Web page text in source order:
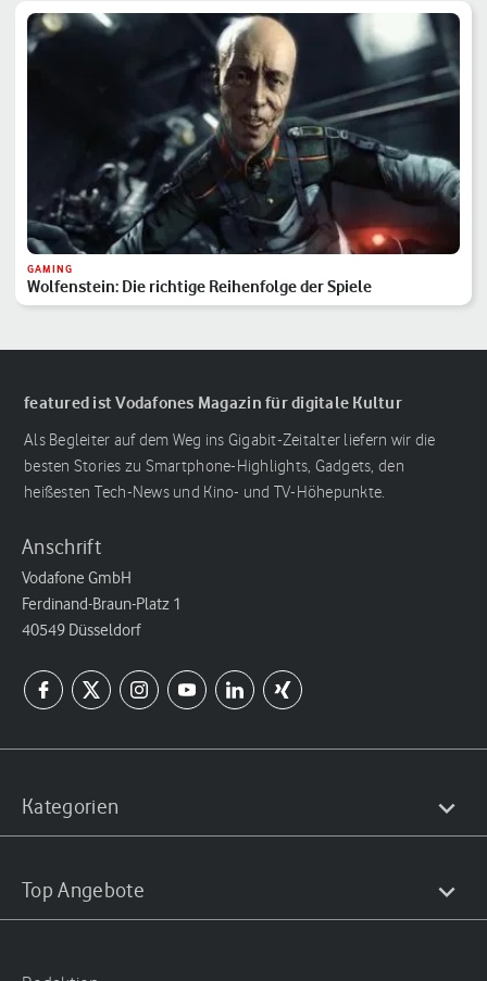
GAMING
Wolfenstein: Die richtige Reihenfolge der Spiele
featured ist Vodafones Magazin für digitale Kultur
Als Begleiter auf dem Weg ins Gigabit-Zeitalter liefern wir die
besten Stories zu Smartphone-Highlights, Gadgets, den
heißesten Tech-News und Kino- und TV-Höhepunkte.
Anschrift
Vodafone GmbH
Ferdinand-Braun-Platz 1
40549 Düsseldorf
Kategorien
Top Angebote